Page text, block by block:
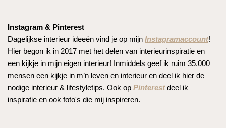
Instagram & Pinterest
Dagelijkse interieur ideeën vind je op mijn Instagramaccount!
Hier begon ik in 2017 met het delen van interieurinspiratie en
een kijkje in mijn eigen interieur! Inmiddels geef ik ruim 35.000
mensen een kijkje in m’n leven en interieur en deel ik hier de
nodige interieur & lifestyletips. Ook op Pinterestdeel ik
inspiratie en ook foto's die mij inspireren.